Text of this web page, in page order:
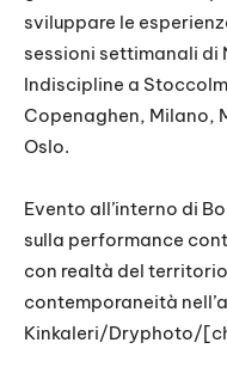
sviluppare le
sessioni settimanali di
Indiscipline a
Copenaghen, Milano,
Oslo.
Evento all’interno di
sulla performance
con realtà del
contemporaneità
Kinkaleri/Dryphoto/